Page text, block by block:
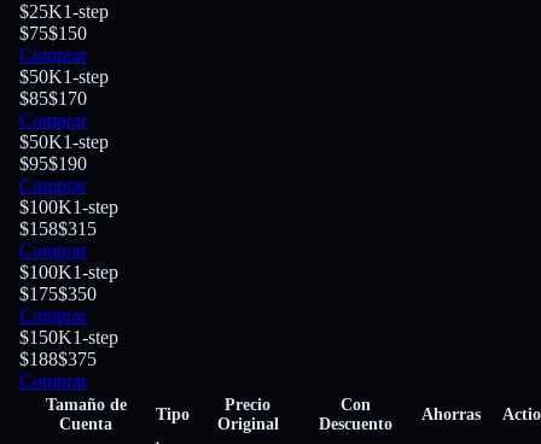
$25K1-step
$75$150
Comprar
$50K1-step
$85$170
Comprar
$50K1-step
$95$190
Comprar
$100K1-step
$158$315
Comprar
$100K1-step
$175$350
Comprar
$150K1-step
$188$375
Comprar
Tamaño de
Cuenta
Tipo
Precio
Original
Con
Descuento
Ahorras